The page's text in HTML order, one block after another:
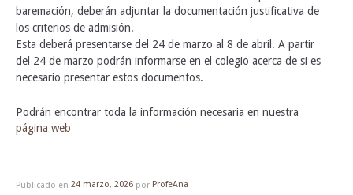
baremación, deberán adjuntar la documentación justificativa de
los criterios de admisión.
Esta deberá presentarse del 24 de marzo al 8 de abril. A partir
del 24 de marzo podrán informarse en el colegio acerca de si es
necesario presentar estos documentos.
Podrán encontrar toda la información necesaria en nuestra
página web
Publicado en 24 marzo, 2026 por ProfeAna